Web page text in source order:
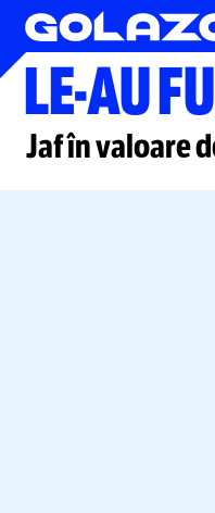
Ciclism
LE-AU
Jaf în valoare